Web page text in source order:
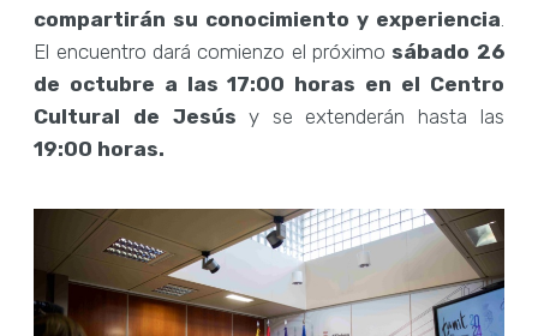
compartirán su conocimiento y experiencia.
El encuentro dará comienzo el próximo sábado 26
de octubre a las 17:00 horas en el Centro
Cultural de Jesús y se extenderán hasta las
19:00 horas.